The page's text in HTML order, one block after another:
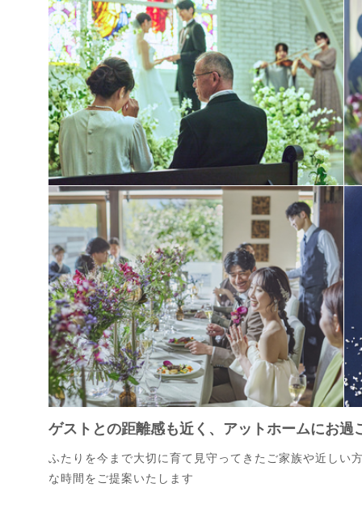
ゲストとの距離感も近く、アットホームにお過
ふたりを今まで大切に育て見守ってきたご家族や近しい
な時間をご提案いたします